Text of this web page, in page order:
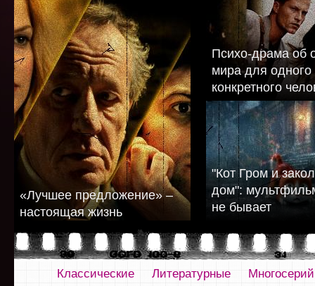
«Лучшее предложение» –
настоящая жизнь
Психо-драма об
мира для одного
конкретного
"Кот Гром и
дом":
не бывает
Классические Литературные